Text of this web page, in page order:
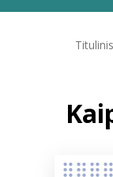
ELVIS atvyksta
Naujienos
Titulinis